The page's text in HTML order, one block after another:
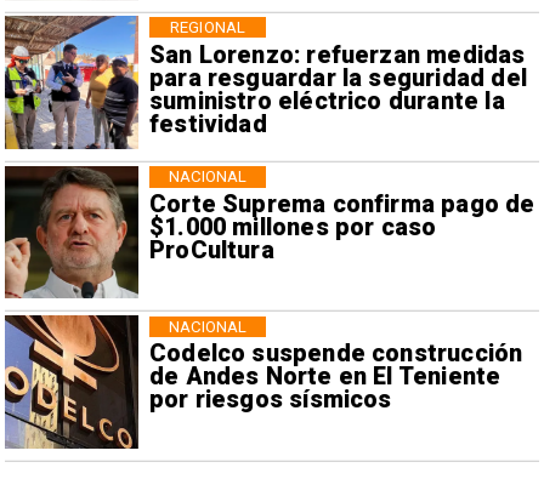
San Lorenzo: refuerzan medidas
para resguardar la seguridad del
suministro eléctrico durante la
festividad
REGIONAL
Corte Suprema confirma pago de
$1.000 millones por caso
ProCultura
NACIONAL
Codelco suspende construcción
de Andes Norte en El Teniente
por riesgos sísmicos
NACIONAL